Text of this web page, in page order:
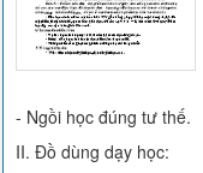
- Ngồi học đúng tư thế.
II. Đồ dùng dạy học: